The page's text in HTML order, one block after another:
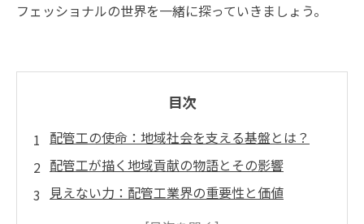
フェッショナルの世界を一緒に探っていきましょう。
目次
配管工の使命：地域社会を支える基盤とは？
配管工が描く地域貢献の物語とその影響
見えない力：配管工業界の重要性と価値
技術革新がもたらす配管工の新しい可能性